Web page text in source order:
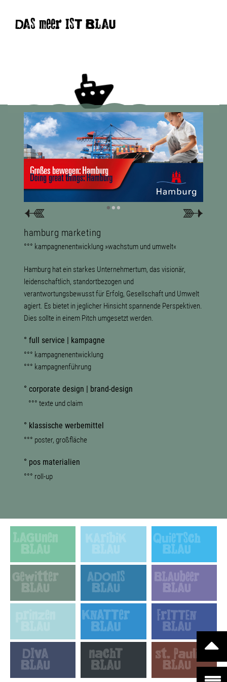
DAS meer IST BLAU
•••
hamburg marketing
°°° kampagnenentwicklung »wachstum und umwelt«
Hamburg hat ein starkes Unternehmertum, das visionär,
leidenschaftlich, standortbezogen und
verantwortungsbewusst für Erfolg, Gesellschaft und Umwelt
agiert. Es bietet in jeglicher Hinsicht spannende Perspektiven.
Dies sollte in einem Pitch umgesetzt werden.
° full service | kampagne
°°° kampagnenentwicklung
°°° kampagnenführung
° corporate design | brand-design
°°° texte und claim
° klassische werbemittel
°°° poster, großfläche
° pos materialien
°°° roll-up